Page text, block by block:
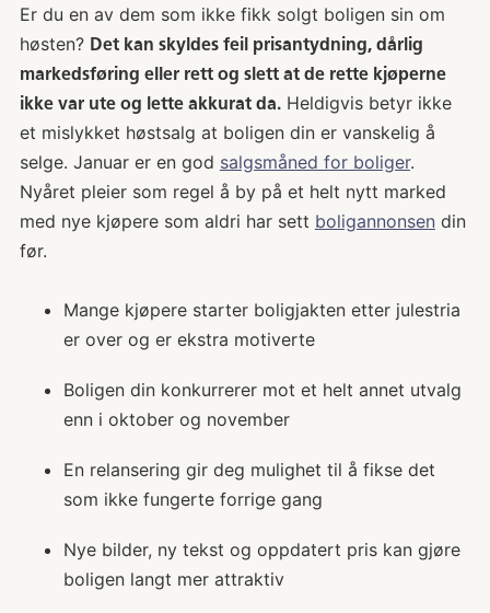
ha boligen klar til januar. Tilstandsrapport,
fotografering og salgsoppgave tar tid,
særlig rett før juleferien.
Er du en av dem som ikke fikk solgt boligen sin om
høsten? Det kan skyldes feil prisantydning, dårlig
markedsføring eller rett og slett at de rette kjøperne
ikke var ute og lette akkurat da.Heldigvis betyr ikke
et mislykket høstsalg at boligen din er vanskelig å
selge. Januar er en god salgsmåned for boliger.
Nyåret pleier som regel å by på et helt nytt marked
med nye kjøpere som aldri har sett boligannonsen din
før.
Mange kjøpere starter boligjakten etter julestria
er over og er ekstra motiverte
Boligen din konkurrerer mot et helt annet utvalg
enn i oktober og november
En relansering gir deg mulighet til å fikse det
som ikke fungerte forrige gang
Nye bilder, ny tekst og oppdatert pris kan gjøre
boligen langt mer attraktiv